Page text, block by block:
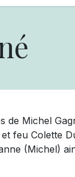
de Michel
feu Colette
(Michel)